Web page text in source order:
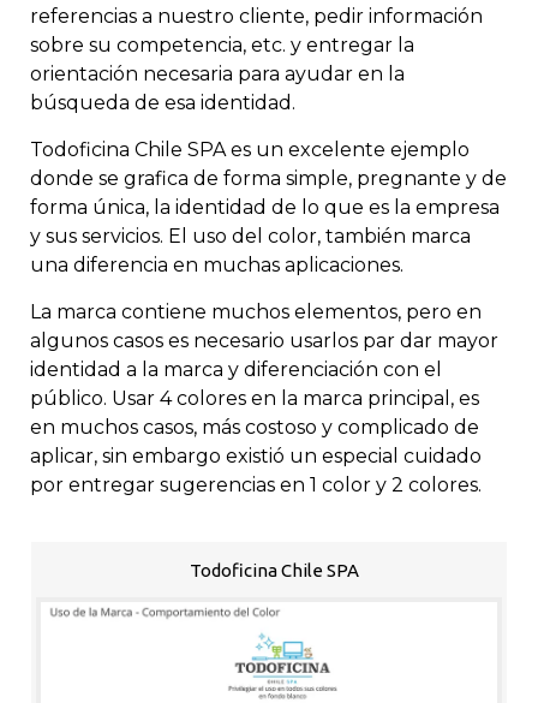
referencias a nuestro cliente, pedir información
sobre su competencia, etc. y entregar la
orientación necesaria para ayudar en la
búsqueda de esa identidad.
Todoficina Chile SPA es un excelente ejemplo
donde se grafica de forma simple, pregnante y de
forma única, la identidad de lo que es la empresa
y sus servicios. El uso del color, también marca
una diferencia en muchas aplicaciones.
La marca contiene muchos elementos, pero en
algunos casos es necesario usarlos par dar mayor
identidad a la marca y diferenciación con el
público. Usar 4 colores en la marca principal, es
en muchos casos, más costoso y complicado de
aplicar, sin embargo existió un especial cuidado
por entregar sugerencias en 1 color y 2 colores.
Todoficina Chile SPA